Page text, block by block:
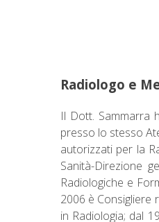
Radiologo e
Il Dott. Sammarra
presso lo stesso
autorizzati per la
Sanità-Direzione
Radiologiche e
2006 è Consigliere
in Radiologia; dal